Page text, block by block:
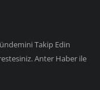
Takip Edin
Anter Haber ile